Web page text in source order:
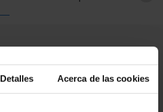
Detalles Acerca de las cookies